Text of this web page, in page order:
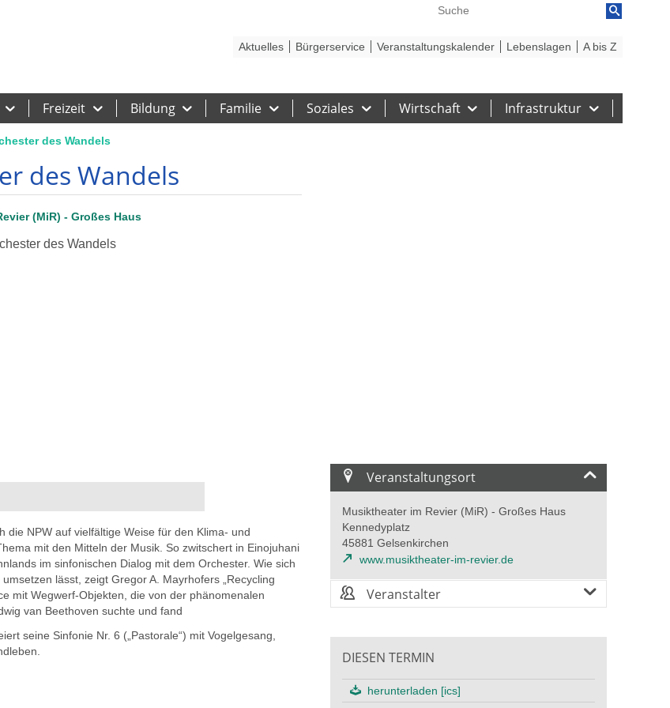
Freizeit Bildung Familie Soziales Wirtschaft Infrastruktur
Aktuelles Bürgerservice Veranstaltungskalender Lebenslagen A bis Z
des Wandels
des Wandels
(MiR) - Großes Haus
die NPW auf vielfältige Weise für den Klima- und
mit den Mitteln der Musik. So zwitschert in Einojuhani
im sinfonischen Dialog mit dem Orchester. Wie sich
lässt, zeigt Gregor A. Mayrhofers „Recycling
mit Wegwerf-Objekten, die von der phänomenalen
van Beethoven suchte und fand
seine Sinfonie Nr. 6 („Pastorale“) mit Vogelgesang,
Veranstaltungsort
Musiktheater im Revier (MiR) - Großes Haus
Kennedyplatz
45881 Gelsenkirchen
www.musiktheater-im-revier.de
Veranstalter
DIESEN TERMIN
herunterladen [ics]